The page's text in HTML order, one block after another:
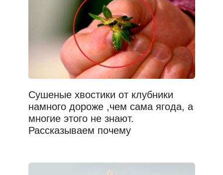
Сушеные хвостики от клубники
намного дороже ,чем сама ягода, а
многие этого не знают.
Рассказываем почему